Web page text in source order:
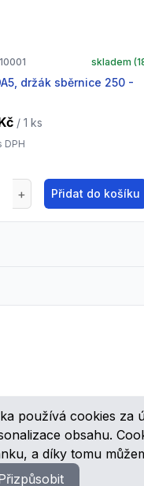
používá cookies za
obsahu.
a díky tomu
skladem (
/ 1 ks
DPH
Přidat do košíku
speciálních